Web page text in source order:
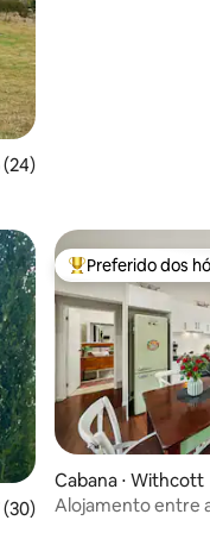
uma avaliação média de
(24)
uma avaliação média
Entre os
Preferido dos
Cabana ⋅ Withcott
Alojamento entre